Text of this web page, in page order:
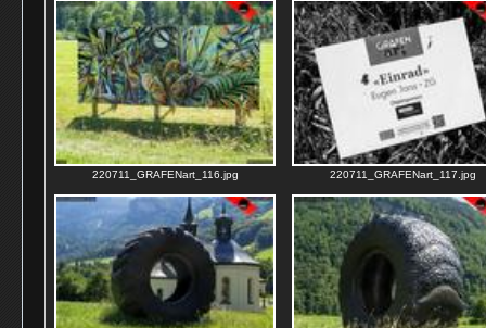
220711_GRAFENart_116.jpg 220711_GRAFENart_117.jpg